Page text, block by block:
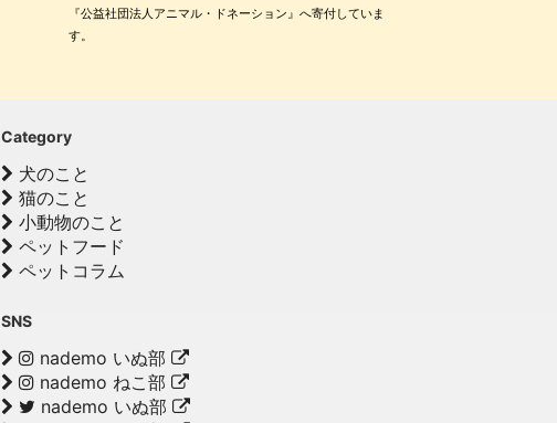
『公益社団法人アニマル・ドネーション』へ寄付していま
す。
Category
犬のこと
猫のこと
小動物のこと
ペットフード
ペットコラム
SNS
nademo いぬ部
nademo ねこ部
nademo いぬ部